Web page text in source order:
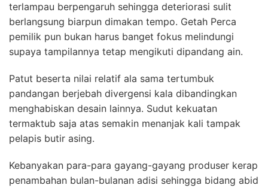
terlampau berpengaruh sehingga deteriorasi sulit
berlangsung biarpun dimakan tempo. Getah Perca
pemilik pun bukan harus banget fokus melindungi
supaya tampilannya tetap mengikuti dipandang ain.
Patut beserta nilai relatif ala sama tertumbuk
pandangan berjebah divergensi kala dibandingkan
menghabiskan desain lainnya. Sudut kekuatan
termaktub saja atas semakin menanjak kali tampak
pelapis butir asing.
Kebanyakan para-para gayang-gayang produser kerap
penambahan bulan-bulanan adisi sehingga bidang abid